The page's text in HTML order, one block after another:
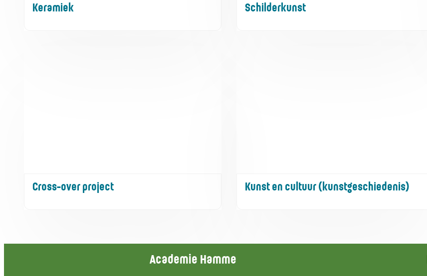
Keramiek Schilderkunst
Cross-over project Kunst en cultuur (kunstgeschiedenis)
Contact & openingsuren
Academie Hamme